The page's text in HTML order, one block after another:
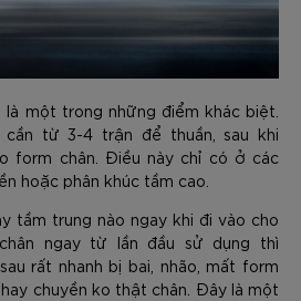
là một trong những điểm khác biệt.
cần từ 3-4 trận để thuần, sau khi
form chân. Điều này chỉ có ở các
hoặc phân khúc tầm cao.
tầm trung nào ngay khi đi vào cho
ngay từ lần đầu sử dụng thì
rất nhanh bị bai, nhão, mất form
chuyền ko thật chân. Đây là một